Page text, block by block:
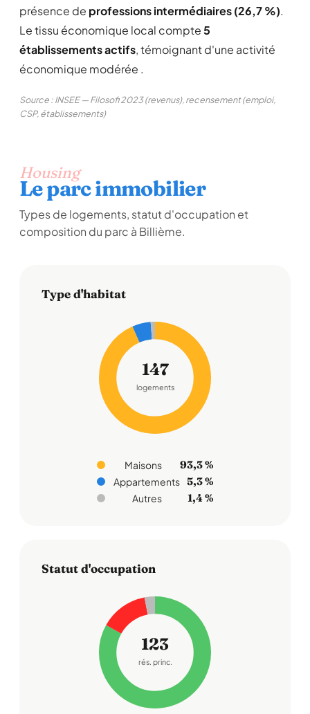
présence de professions intermédiaires (26,7 %).
Le tissu économique local compte5
établissements actifs, témoignant d'une activité
économique modérée .
Source : INSEE — Filosofi 2023 (revenus), recensement (emploi,
CSP, établissements)
Housing
Le parc immobilier
Types de logements, statut d'occupation et
composition du parc à Billième.
Type d'habitat
147
logements
Maisons 93,3 %
Appartements 5,3 %
Autres 1,4 %
Statut d'occupation
123
rés. princ.